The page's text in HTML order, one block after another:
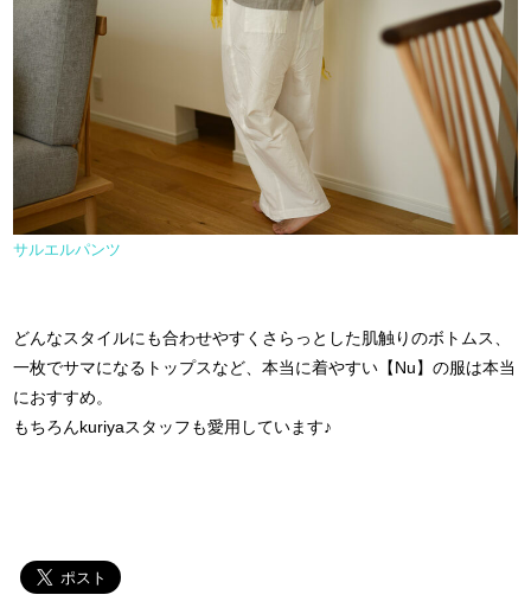
サルエルパンツ
どんなスタイルにも合わせやすくさらっとした肌触りのボトムス、
一枚でサマになるトップスなど、本当に着やすい【Nu】の服は本当
におすすめ。
もちろんkuriyaスタッフも愛用しています♪